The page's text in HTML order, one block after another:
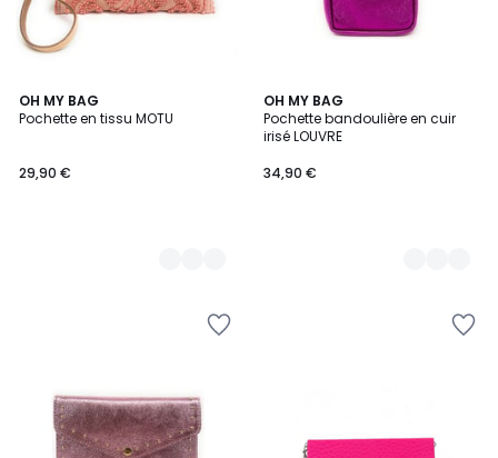
OH MY BAG
Pochette en tissu MOTU
29,90 €
2
Couleurs
OH MY BAG
Pochette bandoulière en cuir
irisé LOUVRE
34,90 €
8
Couleurs